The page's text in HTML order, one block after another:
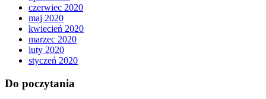
czerwiec 2020
maj 2020
kwiecień 2020
marzec 2020
luty 2020
styczeń 2020
Do poczytania